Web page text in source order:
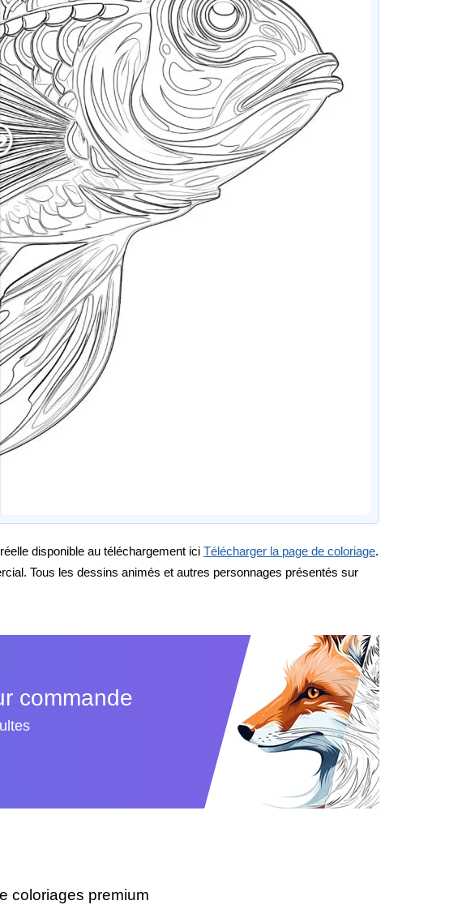
disponible au téléchargement ici Télécharger la page de coloriage.
Tous les dessins animés et autres personnages présentés sur
commande
coloriages premium